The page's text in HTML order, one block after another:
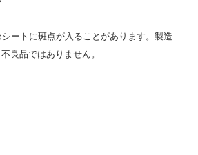
ートに斑点が入ることがあります。製造
良品ではありません。